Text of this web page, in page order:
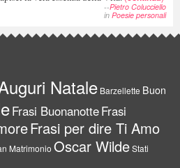
--Pietro Colucciello
in Poesie personali
Natale Barzellette Buon
Frasi BuonanotteFrasi
Frasi per dire Ti Amo
Matrimonio Oscar WildeStati